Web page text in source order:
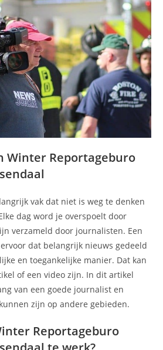
Winter Reportageburo
vak dat niet is weg te denken
dag word je overspoelt door
verzameld door journalisten. Een
dat belangrijk nieuws gedeeld
en toegankelijke manier. Dat kan
of een video zijn. In dit artikel
van een goede journalist en
zijn op andere gebieden.
Reportageburo